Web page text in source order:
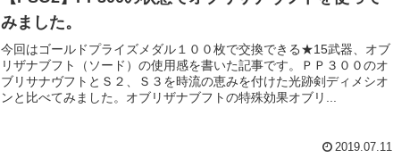
みました。
今回はゴールドプライズメダル１００枚で交換できる★15武器、オブ
リザナブフト（ソード）の使用感を書いた記事です。ＰＰ３００のオ
ブリサナヴフトとＳ２、Ｓ３を時流の恵みを付けた光跡剣ディメシオ
ンと比べてみました。オブリザナブフトの特殊効果オブリ...
2019.07.11